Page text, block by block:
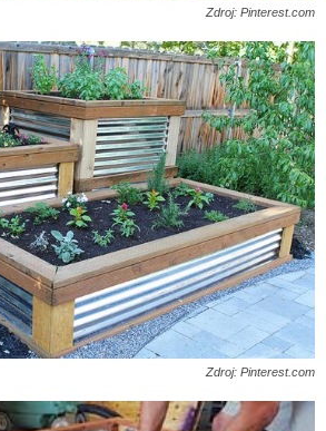
Zdroj: Pinterest.com
Zdroj: Pinterest.com